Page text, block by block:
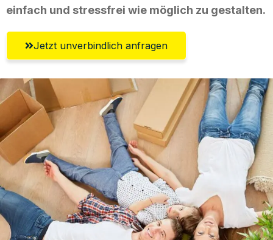
einfach und stressfrei wie möglich zu gestalten.
Jetzt unverbindlich anfragen